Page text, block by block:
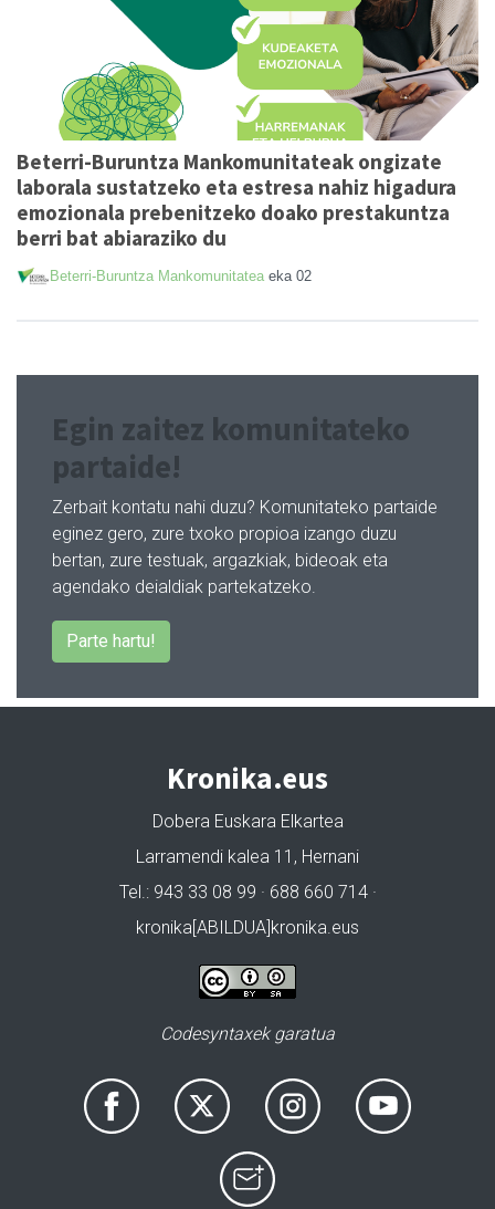
Beterri-Buruntza Mankomunitateak ongizate
laborala sustatzeko eta estresa nahiz higadura
emozionala prebenitzeko doako prestakuntza
berri bat abiaraziko du
Beterri-Buruntza Mankomunitatea eka 02
Egin zaitez komunitateko
partaide!
Zerbait kontatu nahi duzu? Komunitateko partaide
eginez gero, zure txoko propioa izango duzu
bertan, zure testuak, argazkiak, bideoak eta
agendako deialdiak partekatzeko.
Parte hartu!
Kronika.eus
Dobera Euskara Elkartea
Larramendi kalea 11, Hernani
Tel.: 943 33 08 99 · 688 660 714 ·
kronika[ABILDUA]kronika.eus
Codesyntaxek garatua